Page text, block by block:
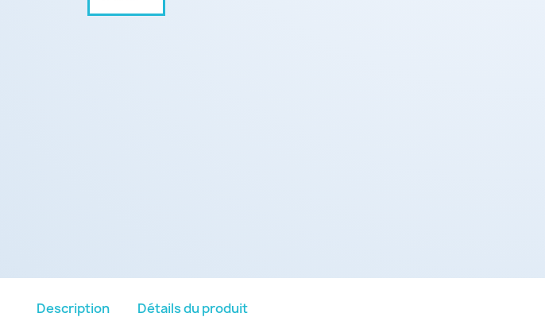
Description Détails du produit